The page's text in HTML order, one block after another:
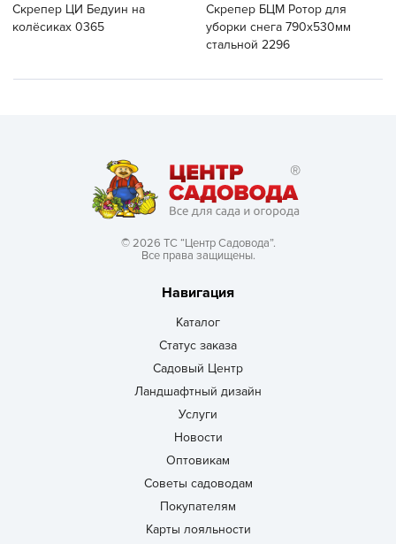
Скрепер ЦИ Бедуин на
колёсиках 0365
Скрепер БЦМ Ротор для
уборки снега 790х530мм
стальной 2296
© 2026 ТС “Центр Садовода”.
Все права защищены.
Навигация
Каталог
Статус заказа
Садовый Центр
Ландшафтный дизайн
Услуги
Новости
Оптовикам
Советы садоводам
Покупателям
Карты лояльности